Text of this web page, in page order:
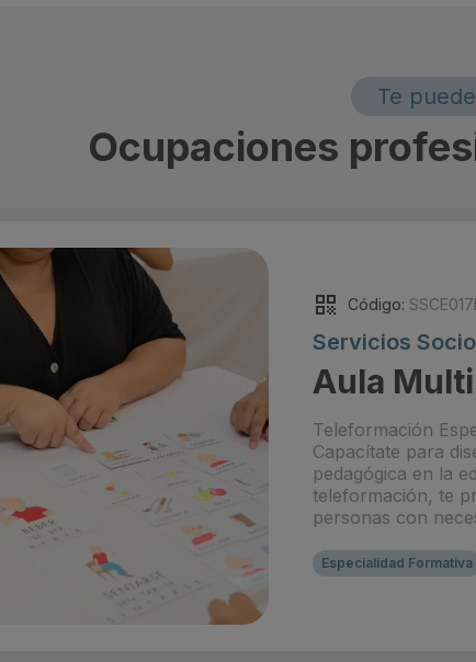
Te
Ocupaciones
Código:
Servicios
Aula
Teleformación
Capacítate para
pedagógica en la
teleformación, te
personas con
Especialidad Formativa